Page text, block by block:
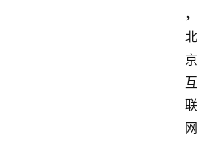
，
北
京
互
联
网